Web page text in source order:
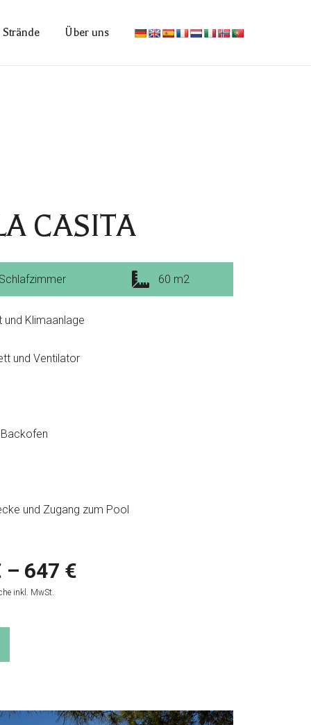
Strände Über uns
CASITA
60 m2
Klimaanlage
und Ventilator
und Zugang zum Pool
– 647 €
inkl. MwSt.